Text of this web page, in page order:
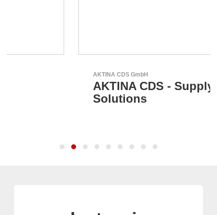
AKTINA CDS - Supply Chain